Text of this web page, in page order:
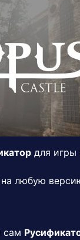
для игры
любую
сам